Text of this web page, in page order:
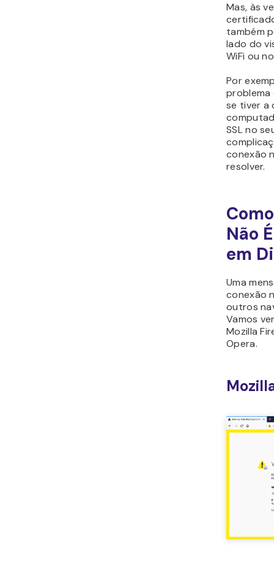
Mas, às
também
lado do
WiFi ou
Por
problema
se tiver a
SSL no
conexão
resolver.
Não
em
Uma
conexão
outros
Vamos
Mozilla
Opera.